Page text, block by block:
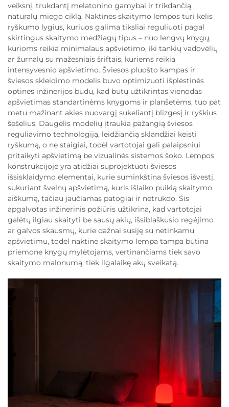
veiksnį, trukdantį melatonino gamybai ir trikdančią
natūralų miego ciklą. Naktinės skaitymo lempos turi kelis
ryškumo lygius, kuriuos galima tiksliai reguliuoti pagal
skirtingus skaitymo medžiagų tipus – nuo lengvų knygų,
kurioms reikia minimalaus apšvietimo, iki tankių vadovėlių
ar žurnalų su mažesniais šriftais, kuriems reikia
intensyvesnio apšvietimo. Šviesos pluošto kampas ir
šviesos skleidimo modelis buvo optimizuoti išplėstinės
optinės inžinerijos būdu, kad būtų užtikrintas vienodas
apšvietimas standartinėms knygoms ir planšetėms, tuo pat
metu mažinant akies nuovargį sukeliantį blizgesį ir ryškius
šešėlius. Daugelis modelių įtraukia pažangią šviesos
reguliavimo technologiją, leidžiančią sklandžiai keisti
ryškumą, o ne staigiai, todėl vartotojai gali palaipsniui
pritaikyti apšvietimą be vizualinės sistemos šoko. Lempos
konstrukcijoje yra atidžiai suprojektuoti šviesos
išsisklaidymo elementai, kurie suminkština šviesos išvestį,
sukuriant švelnų apšvietimą, kuris išlaiko puikią skaitymo
aiškumą, tačiau jaučiamas patogiai ir netrukdo. Šis
apgalvotas inžinerinis požiūris užtikrina, kad vartotojai
galėtų ilgiau skaityti be sausų akių, išsiblaškusio regėjimo
ar galvos skausmų, kurie dažnai susiję su netinkamu
apšvietimu, todėl naktinė skaitymo lempa tampa būtina
priemone knygų mylėtojams, vertinančiams tiek savo
skaitymo malonumą, tiek ilgalaikę akų sveikatą.